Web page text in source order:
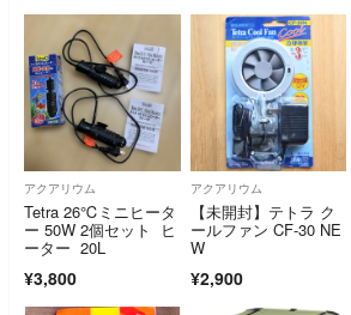
アクアリウム
Tetra 26℃ミニヒータ
ー 50W 2個セット ヒ
ーター 20L
¥3,800
アクアリウム
【未開封】テトラ ク
ールファン CF-30 NE
W
¥2,900